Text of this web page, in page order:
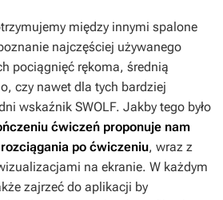
między innymi spalone
najczęściej używanego
pociągnięć rękoma, średnią
czy nawet dla tych bardziej
wskaźnik SWOLF. Jakby tego było
ćwiczeń proponuje nam
po ćwiczeniu, wraz z
na ekranie. W każdym
zajrzeć do aplikacji by